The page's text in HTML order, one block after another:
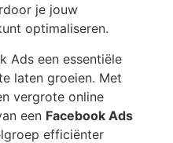
je jouw
optimaliseren.
Ads een essentiële
laten groeien. Met
vergrote online
een Facebook Ads
efficiënter